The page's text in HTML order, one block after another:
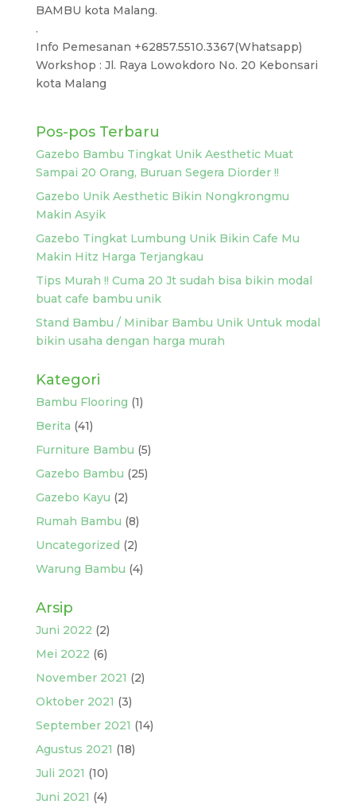
BAMBU kota Malang.
.
Info Pemesanan +62857.5510.3367(Whatsapp)
Workshop : Jl. Raya Lowokdoro No. 20 Kebonsari
kota Malang
Pos-pos Terbaru
Gazebo Bambu Tingkat Unik Aesthetic Muat
Sampai 20 Orang, Buruan Segera Diorder !!
Gazebo Unik Aesthetic Bikin Nongkrongmu
Makin Asyik
Gazebo Tingkat Lumbung Unik Bikin Cafe Mu
Makin Hitz Harga Terjangkau
Tips Murah !! Cuma 20 Jt sudah bisa bikin modal
buat cafe bambu unik
Stand Bambu / Minibar Bambu Unik Untuk modal
bikin usaha dengan harga murah
Kategori
Bambu Flooring (1)
Berita (41)
Furniture Bambu (5)
Gazebo Bambu (25)
Gazebo Kayu (2)
Rumah Bambu (8)
Uncategorized (2)
Warung Bambu (4)
Arsip
Juni 2022 (2)
Mei 2022 (6)
November 2021 (2)
Oktober 2021 (3)
September 2021 (14)
Agustus 2021 (18)
Juli 2021 (10)
Juni 2021 (4)